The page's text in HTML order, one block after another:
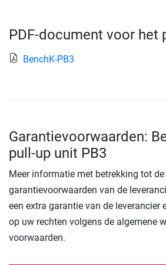
PDF-document voor het
BenchK-PB3
Garantievoorwaarden:
pull-up unit PB3
Meer informatie met betrekking tot
garantievoorwaarden van de
een extra garantie van de leverancier
op uw rechten volgens de algemene
voorwaarden.